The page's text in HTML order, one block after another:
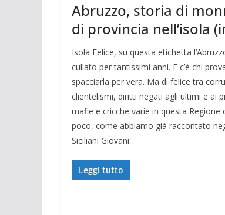
Abruzzo, storia di
di provincia nell’isola
Isola Felice, su questa etichetta
cullato per tantissimi anni. E c’è chi
spacciarla per vera. Ma di felice tra
clientelismi, diritti negati agli ultimi e ai
mafie e cricche varie in questa Regione
poco, come abbiamo già raccontato
Siciliani Giovani.
Leggi tutto